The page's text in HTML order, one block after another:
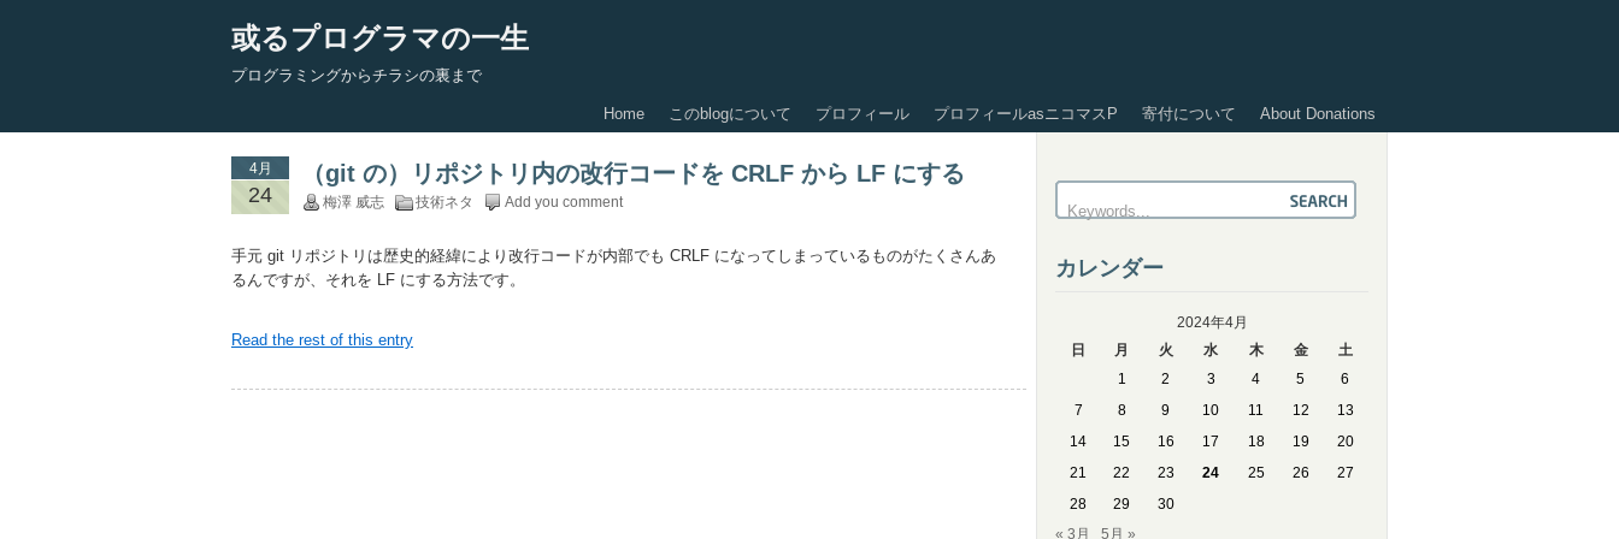
或るプログラマの一生
プログラミングからチラシの裏まで
Home このblogについて プロフィール プロフィールasニコマスP 寄付について About Donations
4月
24
（git の）リポジトリ内の改行コードを CRLF から LF にする
梅澤 威志 技術ネタ Add you comment
手元 git リポジトリは歴史的経緯により改行コードが内部でも CRLF になってしまっているものがたくさんあ
るんですが、それを LF にする方法です。
Read the rest of this entry
カレンダー
2024年4月
日
月 火 水 木 金
土
1
2 3 4 5
6
7
8 9 10 11 12
13
14
15 16 17 18 19
20
21
22 23 24 25 26
27
28
29
30
« 3月
5月 »